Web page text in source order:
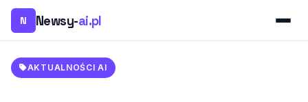
N Newsy-ai.pl
AKTUALNOŚCI AI